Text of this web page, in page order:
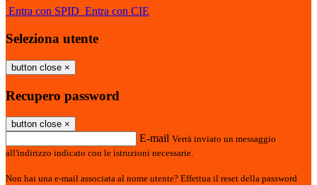
Entra con SPID Entra con CIE
Seleziona utente
button close ×
Recupero password
button close ×
E-mail Verrà inviato un messaggio
all'indirizzo indicato con le istruzioni necessarie.
Non hai una e-mail associata al nome utente? Effettua il reset della password